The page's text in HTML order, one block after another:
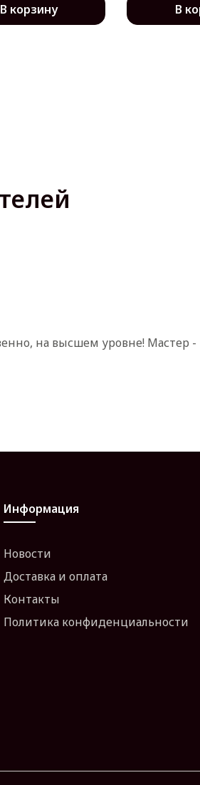
В корзину В
на высшем уровне!
Информация
Новости
Доставка и оплата
Контакты
Политика конфиденциальности